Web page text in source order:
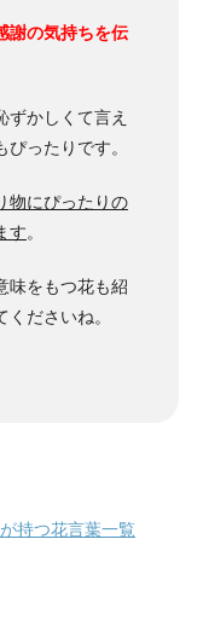
謝の気持ちを伝
ずかしくて言え
ったりです。
物にぴったりの
す。
味をもつ花も紹
ださいね。
持つ花言葉一覧